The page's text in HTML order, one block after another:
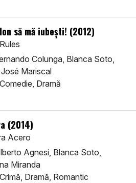
să mă iubești! (2012)
Colunga, Blanca Soto,
Mariscal
Comedie, Dramă
(2014)
Acero
Agnesi, Blanca Soto,
Miranda
Crimă, Dramă, Romantic